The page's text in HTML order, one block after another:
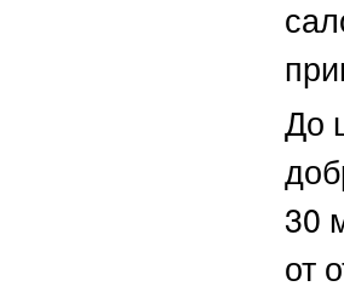
До
30
от